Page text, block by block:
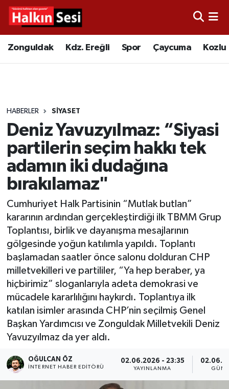
Zonguldak Kdz. Ereğli Spor Çaycuma Kozlu
HABERLER SİYASET
Deniz Yavuzyılmaz: “Siyasi
partilerin seçim hakkı tek
adamın iki dudağına
bırakılamaz"
Cumhuriyet Halk Partisinin “Mutlak butlan”
kararının ardından gerçekleştirdiği ilk TBMM Grup
Toplantısı, birlik ve dayanışma mesajlarının
gölgesinde yoğun katılımla yapıldı. Toplantı
başlamadan saatler önce salonu dolduran CHP
milletvekilleri ve partililer, “Ya hep beraber, ya
hiçbirimiz” sloganlarıyla adeta demokrasi ve
mücadele kararlılığını haykırdı. Toplantıya ilk
katılan isimler arasında CHP’nin seçilmiş Genel
Başkan Yardımcısı ve Zonguldak Milletvekili Deniz
Yavuzyılmaz da yer aldı.
OĞULCAN ÖZ
İNTERNET HABER EDITÖRÜ
02.06.2026 - 23:35
YAYINLANMA
Video
Çaycuma
Alaplı
Asayiş
Karabük
Devrek
Bolu
ÇEVRE
BİLİM VE TEKNOLOJİ
Düzce
Merkez Hava Durumu
Tüm Manşetler
Son Dakika Haberleri